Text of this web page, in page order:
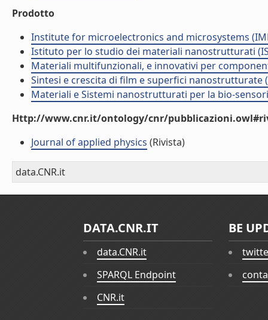
Prodotto
Institute for microelectronics and microsystems
Istituto per lo studio dei materiali nanostrutturati
Materiali multifunzionali, e innovativi per
Sintesi e crescita di film e superfici nanostrutturate
Materiali e Sistemi nanostrutturati per la bio-
Http://www.cnr.it/ontology/cnr/
Journal of applied physics (Rivista)
data.CNR.it
DATA.CNR.IT
data.CNR.it
SPARQL Endpoint
CNR.it
BE